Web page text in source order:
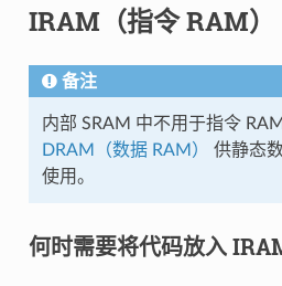
IRAM（指令 RAM）
备注
内部 SRAM 中不用于指令
DRAM（数据 RAM）
供静态
使用。
何时需要将代码放入